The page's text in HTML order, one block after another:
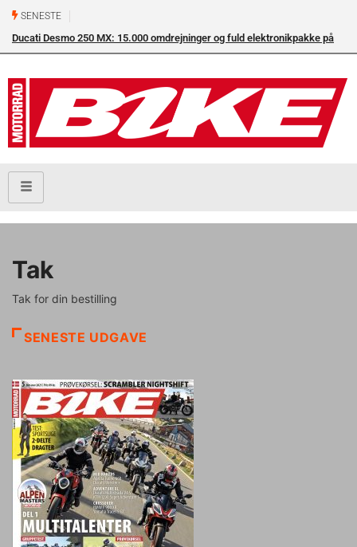
SENESTE
Ducati Desmo 250 MX: 15.000 omdrejninger og fuld elektronikpakke på
Tak
Tak for din bestilling
SENESTE UDGAVE